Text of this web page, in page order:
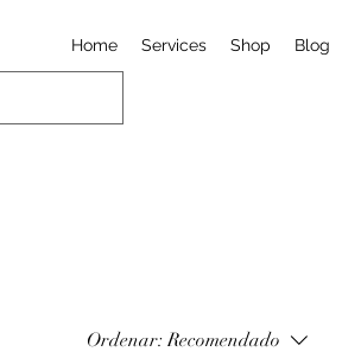
Home Services Shop Blog
Ordenar: Recomendado